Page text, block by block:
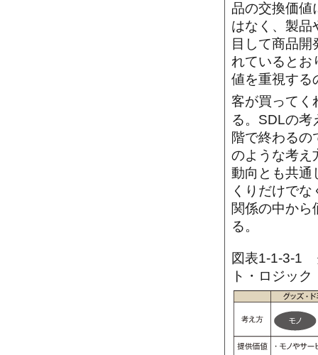
品の交換価値
はなく、製品
目して商品
れているとお
値を重視する
客が買ってく
る。SDLの考
階で終わるの
のような考え
動向とも共通
くりだけで
関係の中から
る。
図表1-1-3-1
ト・ロジック